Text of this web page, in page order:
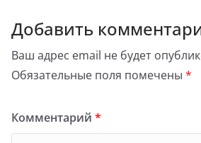
Добавить
Ваш адрес email не будет
Обязательные поля помечены *
Комментарий *